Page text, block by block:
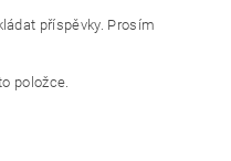
příspěvky. Prosím
položce.